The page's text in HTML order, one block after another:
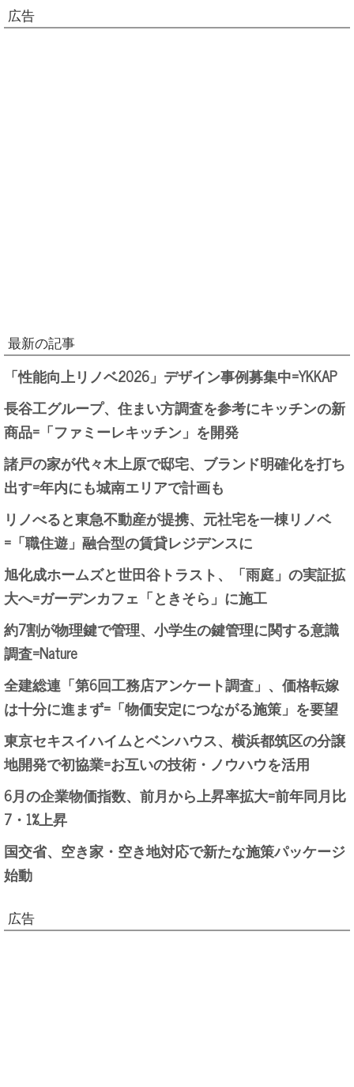
広告
最新の記事
「性能向上リノベ2026」デザイン事例募集中=YKKAP
長谷工グループ、住まい方調査を参考にキッチンの新
商品=「ファミーレキッチン」を開発
諸戸の家が代々木上原で邸宅、ブランド明確化を打ち
出す=年内にも城南エリアで計画も
リノべると東急不動産が提携、元社宅を一棟リノベ
=「職住遊」融合型の賃貸レジデンスに
旭化成ホームズと世田谷トラスト、「雨庭」の実証拡
大へ=ガーデンカフェ「ときそら」に施工
約7割が物理鍵で管理、小学生の鍵管理に関する意識
調査=Nature
全建総連「第6回工務店アンケート調査」、価格転嫁
は十分に進まず=「物価安定につながる施策」を要望
東京セキスイハイムとベンハウス、横浜都筑区の分譲
地開発で初協業=お互いの技術・ノウハウを活用
6月の企業物価指数、前月から上昇率拡大=前年同月比
7・1%上昇
国交省、空き家・空き地対応で新たな施策パッケージ
始動
広告